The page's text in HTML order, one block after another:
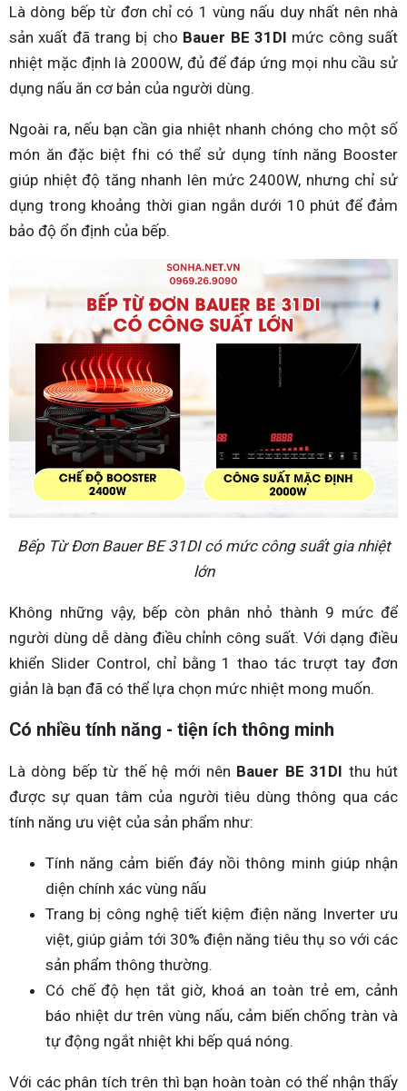
Là dòng bếp từ đơn chỉ có 1 vùng nấu duy nhất nên nhà
sản xuất đã trang bị cho Bauer BE 31DI mức công suất
nhiệt mặc định là 2000W, đủ để đáp ứng mọi nhu cầu sử
dụng nấu ăn cơ bản của người dùng.
Ngoài ra, nếu bạn cần gia nhiệt nhanh chóng cho một số
món ăn đặc biệt fhi có thể sử dụng tính năng Booster
giúp nhiệt độ tăng nhanh lên mức 2400W, nhưng chỉ sử
dụng trong khoảng thời gian ngắn dưới 10 phút để đảm
bảo độ ổn định của bếp.
Bếp Từ Đơn Bauer BE 31DI có mức công suất gia nhiệt
lớn
Không những vậy, bếp còn phân nhỏ thành 9 mức để
người dùng dễ dàng điều chỉnh công suất. Với dạng điều
khiển Slider Control, chỉ bằng 1 thao tác trượt tay đơn
giản là bạn đã có thể lựa chọn mức nhiệt mong muốn.
Có nhiều tính năng - tiện ích thông minh
Là dòng bếp từ thế hệ mới nên Bauer BE 31DI thu hút
được sự quan tâm của người tiêu dùng thông qua các
tính năng ưu việt của sản phẩm như:
Tính năng cảm biến đáy nồi thông minh giúp nhận
diện chính xác vùng nấu
Trang bị công nghệ tiết kiệm điện năng Inverter ưu
việt, giúp giảm tới 30% điện năng tiêu thụ so với các
sản phẩm thông thường.
Có chế độ hẹn tắt giờ, khoá an toàn trẻ em, cảnh
báo nhiệt dư trên vùng nấu, cảm biến chống tràn và
tự động ngắt nhiệt khi bếp quá nóng.
Với các phân tích trên thì bạn hoàn toàn có thể nhận thấy